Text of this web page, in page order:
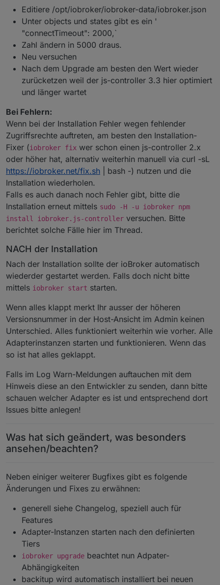
Editiere /opt/iobroker/iobroker-data/iobroker.json
Unter objects und states gibt es ein '
"connectTimeout": 2000,`
Zahl ändern in 5000 draus.
Neu versuchen
Nach dem Upgrade am besten den Wert wieder
zurücketzen weil der js-controller 3.3 hier optimiert
und länger wartet
Bei Fehlern:
Wenn bei der Installation Fehler wegen fehlender
Zugriffsrechte auftreten, am besten den Installation-
Fixer (iobroker fix wer schon einen js-controller 2.x
oder höher hat, alternativ weiterhin manuell via curl -sL
https://iobroker.net/fix.sh | bash -) nutzen und die
Installation wiederholen.
Falls es auch danach noch Fehler gibt, bitte die
Installation erneut mittels sudo -H -u iobroker npm
install iobroker.js-controller versuchen. Bitte
berichtet solche Fälle hier im Thread.
NACH der Installation
Nach der Installation sollte der ioBroker automatisch
wiederder gestartet werden. Falls doch nicht bitte
mittels iobroker start starten.
Wenn alles klappt merkt Ihr ausser der höheren
Versionsnummer in der Host-Ansicht im Admin keinen
Unterschied. Alles funktioniert weiterhin wie vorher. Alle
Adapterinstanzen starten und funktionieren. Wenn das
so ist hat alles geklappt.
Falls im Log Warn-Meldungen auftauchen mit dem
Hinweis diese an den Entwickler zu senden, dann bitte
schauen welcher Adapter es ist und entsprechend dort
Issues bitte anlegen!
Was hat sich geändert, was besonders
ansehen/beachten?
Neben einiger weiterer Bugfixes gibt es folgende
Änderungen und Fixes zu erwähnen:
generell siehe Changelog, speziell auch für
Features
Adapter-Instanzen starten nach den definierten
Tiers
iobroker upgrade beachtet nun Adpater-
Abhängigkeiten
backitup wird automatisch installiert bei neuen